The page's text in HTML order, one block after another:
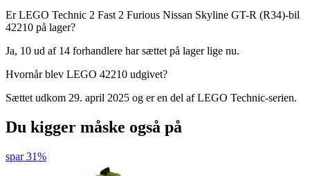
Er LEGO Technic 2 Fast 2 Furious Nissan Skyline GT-R (R34)-bil
42210 på lager?
Ja, 10 ud af 14 forhandlere har sættet på lager lige nu.
Hvornår blev LEGO 42210 udgivet?
Sættet udkom 29. april 2025 og er en del af LEGO Technic-serien.
Du kigger måske også på
spar 31%